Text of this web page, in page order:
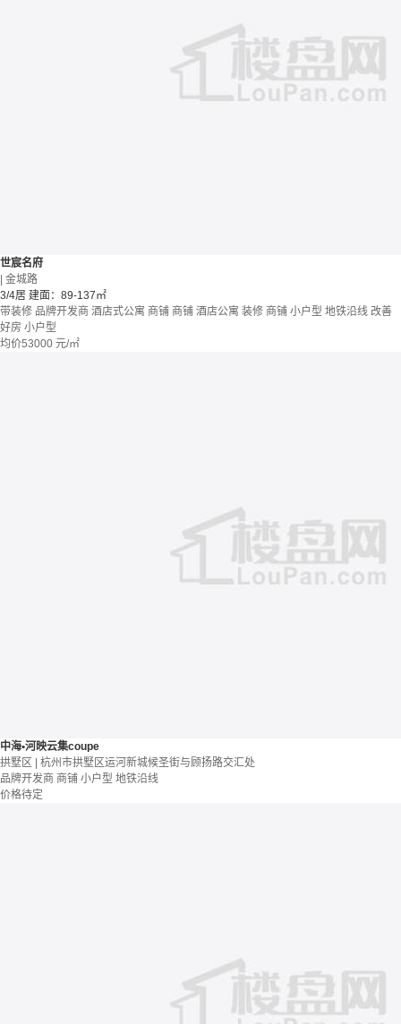
世宸名府
| 金城路
3/4居 建面：89-137㎡
带装修 品牌开发商 酒店式公寓 商铺 商铺 酒店公寓 装修 商铺 小户型 地铁沿线 改善
好房 小户型
均价53000 元/㎡
中海•河映云集coupe
拱墅区 | 杭州市拱墅区运河新城候圣街与顾扬路交汇处
品牌开发商 商铺 小户型 地铁沿线
价格待定